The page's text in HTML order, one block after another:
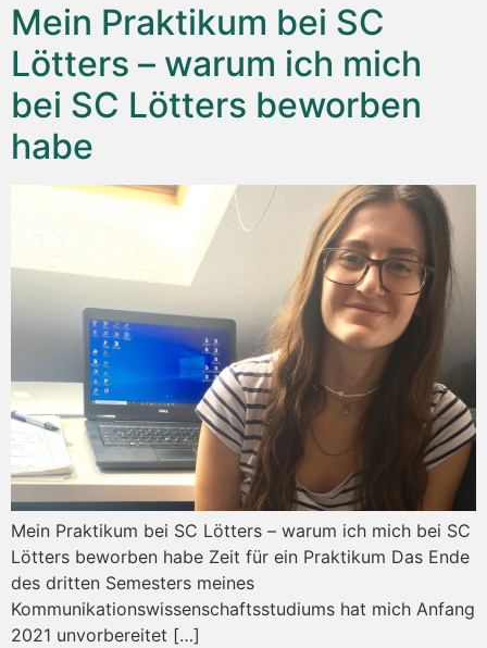
Mein Praktikum bei SC
Lötters – warum ich mich
bei SC Lötters beworben
habe
Mein Praktikum bei SC Lötters – warum ich mich bei SC
Lötters beworben habe Zeit für ein Praktikum Das Ende
des dritten Semesters meines
Kommunikationswissenschaftsstudiums hat mich Anfang
2021 unvorbereitet […]